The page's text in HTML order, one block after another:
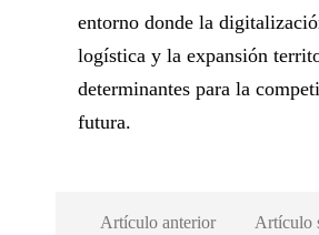
entorno donde la
logística y la expansión
determinantes para la
futura.
Artículo anterior Artículo